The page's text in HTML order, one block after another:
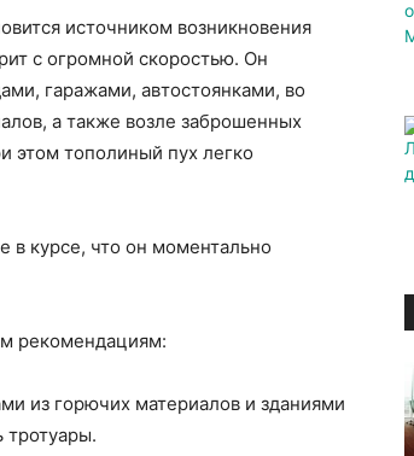
источником возникновения
с огромной скоростью. Он
гаражами, автостоянками, во
а также возле заброшенных
этом тополиный пух легко
в курсе, что он моментально
рекомендациям:
из горючих материалов и зданиями
тротуары.